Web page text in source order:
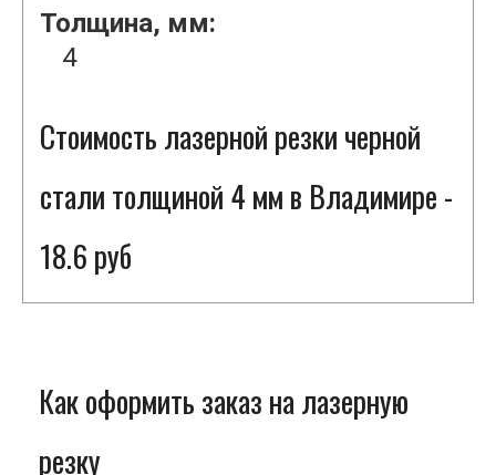
Толщина, мм:
4
Стоимость лазерной резки черной
стали толщиной 4 мм в Владимире -
18.6 руб
Как оформить заказ на лазерную
резку